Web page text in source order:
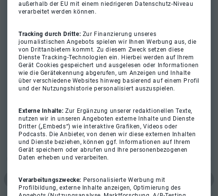
außerhalb der EU mit einem niedrigeren Datenschutz-Niveau
verarbeitet werden können.
Tracking durch Dritte: Zur Finanzierung unseres
journalistischen Angebots spielen wir Ihnen Werbung aus, die
von Drittanbietern kommt. Zu diesem Zweck setzen diese
Dienste Tracking-Technologien ein. Hierbei werden auf Ihrem
Gerät Cookies gespeichert und ausgelesen oder Informationen
wie die Gerätekennung abgerufen, um Anzeigen und Inhalte
über verschiedene Websites hinweg basierend auf einem Profil
und der Nutzungshistorie personalisiert auszuspielen.
Externe Inhalte:Zur Ergänzung unserer redaktionellen Texte,
nutzen wir in unseren Angeboten externe Inhalte und Dienste
Dritter („Embeds“) wie interaktive Grafiken, Videos oder
Podcasts. Die Anbieter, von denen wir diese externen Inhalten
und Dienste beziehen, können ggf. Informationen auf Ihrem
Gerät speichern oder abrufen und Ihre personenbezogenen
Daten erheben und verarbeiten.
Verarbeitungszwecke: Personalisierte Werbung mit
Profilbildung, externe Inhalte anzeigen, Optimierung des